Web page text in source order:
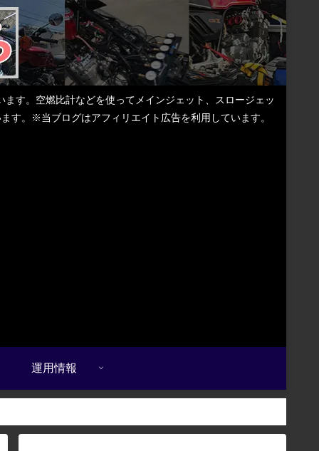
す。空燃比計などを使ってメインジェット、スロージェッ
す。※当ブログはアフィリエイト広告を利用しています。
運用情報